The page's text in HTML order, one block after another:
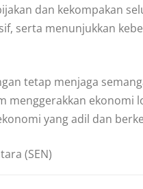
dan kekompakan
serta menunjukkan
tetap menjaga
ekonomi
yang adil dan
(SEN)